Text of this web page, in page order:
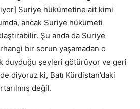
Suriye hükümetine ait kimi
ancak Suriye hükümeti
Şu anda da Suriye
bir sorun yaşamadan o
duyduğu şeyleri götürüyor ve geri
diyoruz ki, Batı Kürdistan’daki
değil.